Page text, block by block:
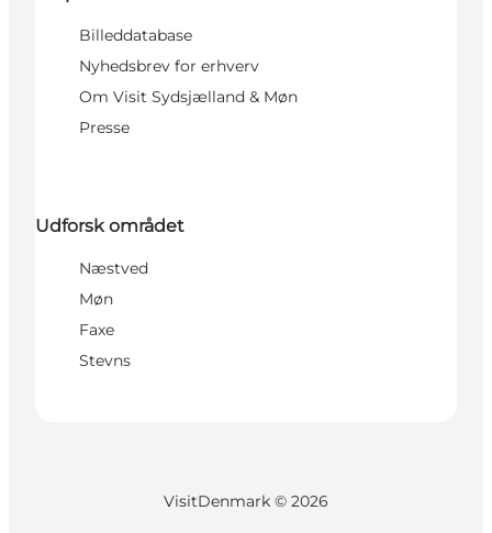
Billeddatabase
Nyhedsbrev for erhverv
Om Visit Sydsjælland & Møn
Presse
Udforsk området
Næstved
Møn
Faxe
Stevns
VisitDenmark © 2026